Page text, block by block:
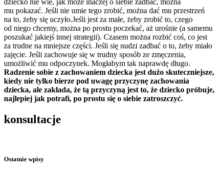
mu pokazać. Jeśli nie umie tego zrobić, można dać mu przestrzeń
na to, żeby się uczyło.Jeśli jest za małe, żeby zrobić to, czego
od niego chcemy, można po prostu poczekać, aż urośnie (a samemu
poszukać jakiejś innej strategii). Czasem można rozbić coś, co jest
za trudne na mniejsze części. Jeśli się nudzi zadbać o to, żeby miało
zajęcie. Jeśli zachowuje się w trudny sposób ze zmęczenia,
umożliwić mu odpoczynek. Mogłabym tak naprawdę długo.
Radzenie sobie z zachowaniem dziecka jest dużo skuteczniejsze,
kiedy nie tylko bierze pod uwagę przyczynę zachowania
dziecka, ale zakłada, że tą przyczyną jest to, że dziecko próbuje,
najlepiej jak potrafi, po prostu się o siebie zatroszczyć.
konsultacje
Ostatnie wpisy